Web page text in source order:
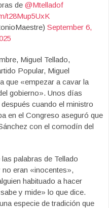
de @Mtelladof
t28Mup5UxK
September 6,
Miguel Tellado,
Popular, Miguel
que «empezar a cavar la
gobierno». Unos días
cuando el ministro
en el Congreso aseguró que
con el comodín del
palabras de Tellado
eran «inocentes»,
habituado a hacer
y mide» lo que dice.
especie de tradición que